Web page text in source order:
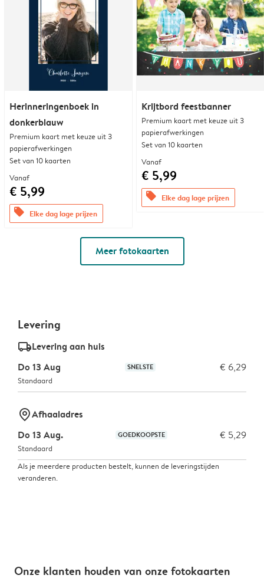
Herinneringenboek in
donkerblauw
Premium kaart met keuze uit 3
papierafwerkingen
Set van 10 kaarten
Vanaf
€ 5,99
offers Elke dag lage prijzen
Krijtbord feestbanner
Premium kaart met keuze uit 3
papierafwerkingen
Set van 10 kaarten
Vanaf
€ 5,99
offers Elke dag lage prijzen
Meer fotokaarten
Levering
delivery_standard_v2Levering aan huis
Do 13 Aug
SNELSTE € 6,29
Standaard
marker-pinAfhaaladres
Do 13 Aug.
GOEDKOOPSTE € 5,29
Standaard
Als je meerdere producten bestelt, kunnen de leveringstijden
veranderen.
Onze klanten houden van onze fotokaarten